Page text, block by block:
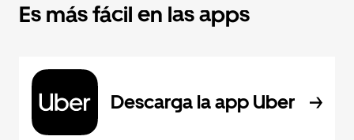
Es más fácil en las apps
Descarga la app Uber